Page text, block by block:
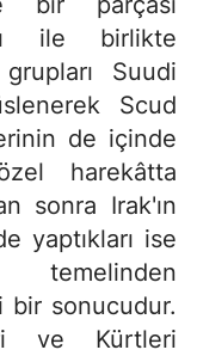
ile birlikte
Suudi
Scud
de içinde
harekâtta
sonra Irak'ın
yaptıkları ise
temelinden
bir sonucudur.
ve Kürtleri